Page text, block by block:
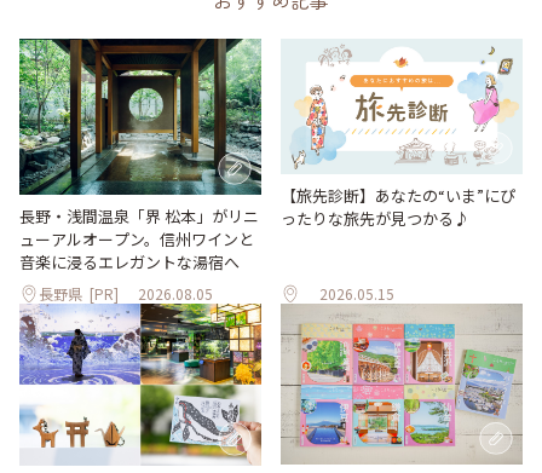
長野・浅間温泉「界 松本」がリニ
ューアルオープン。信州ワインと
音楽に浸るエレガントな湯宿へ
長野県 [PR] 2026.08.05
【旅先診断】あなたの“いま”にぴ
ったりな旅先が見つかる♪
2026.05.15